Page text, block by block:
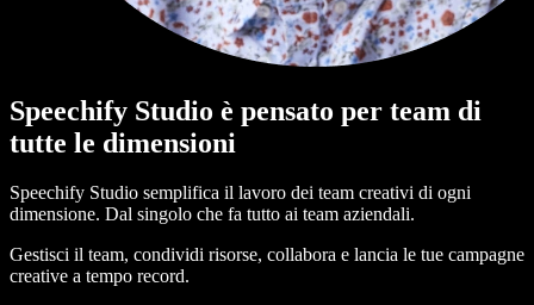
Speechify Studio è pensato per team di
tutte le dimensioni
Speechify Studio semplifica il lavoro dei team creativi di ogni
dimensione. Dal singolo che fa tutto ai team aziendali.
Gestisci il team, condividi risorse, collabora e lancia le tue campagne
creative a tempo record.